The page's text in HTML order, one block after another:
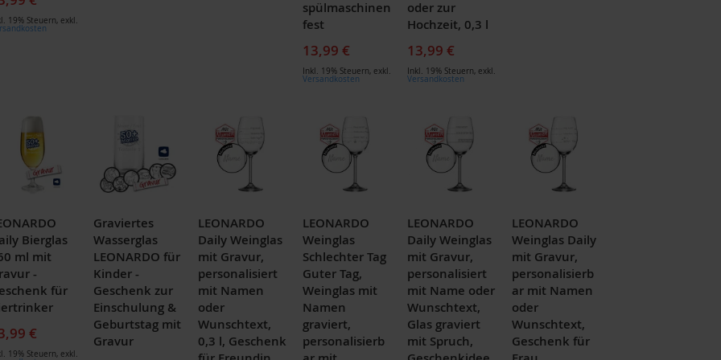
19% Steuern, exkl.
spülmaschinen
fest
13,99 €
Inkl. 19% Steuern, exkl.
Versandkosten
oder zur
Hochzeit, 0,3 l
13,99 €
Inkl. 19% Steuern, exkl.
Versandkosten
Bierglas
ml mit
-
für
€
19% Steuern, exkl.
Graviertes
Wasserglas
LEONARDO für
Kinder -
Geschenk zur
Einschulung &
Geburtstag mit
Gravur
LEONARDO
Daily Weinglas
mit Gravur,
personalisiert
mit Namen
oder
Wunschtext,
0,3 l, Geschenk
LEONARDO
Weinglas
Schlechter Tag
Guter Tag,
Weinglas mit
Namen
graviert,
personalisierb
LEONARDO
Daily Weinglas
mit Gravur,
personalisiert
mit Name oder
Wunschtext,
Glas graviert
mit Spruch,
LEONARDO
Weinglas Daily
mit Gravur,
personalisierb
ar mit Namen
oder
Wunschtext,
Geschenk für